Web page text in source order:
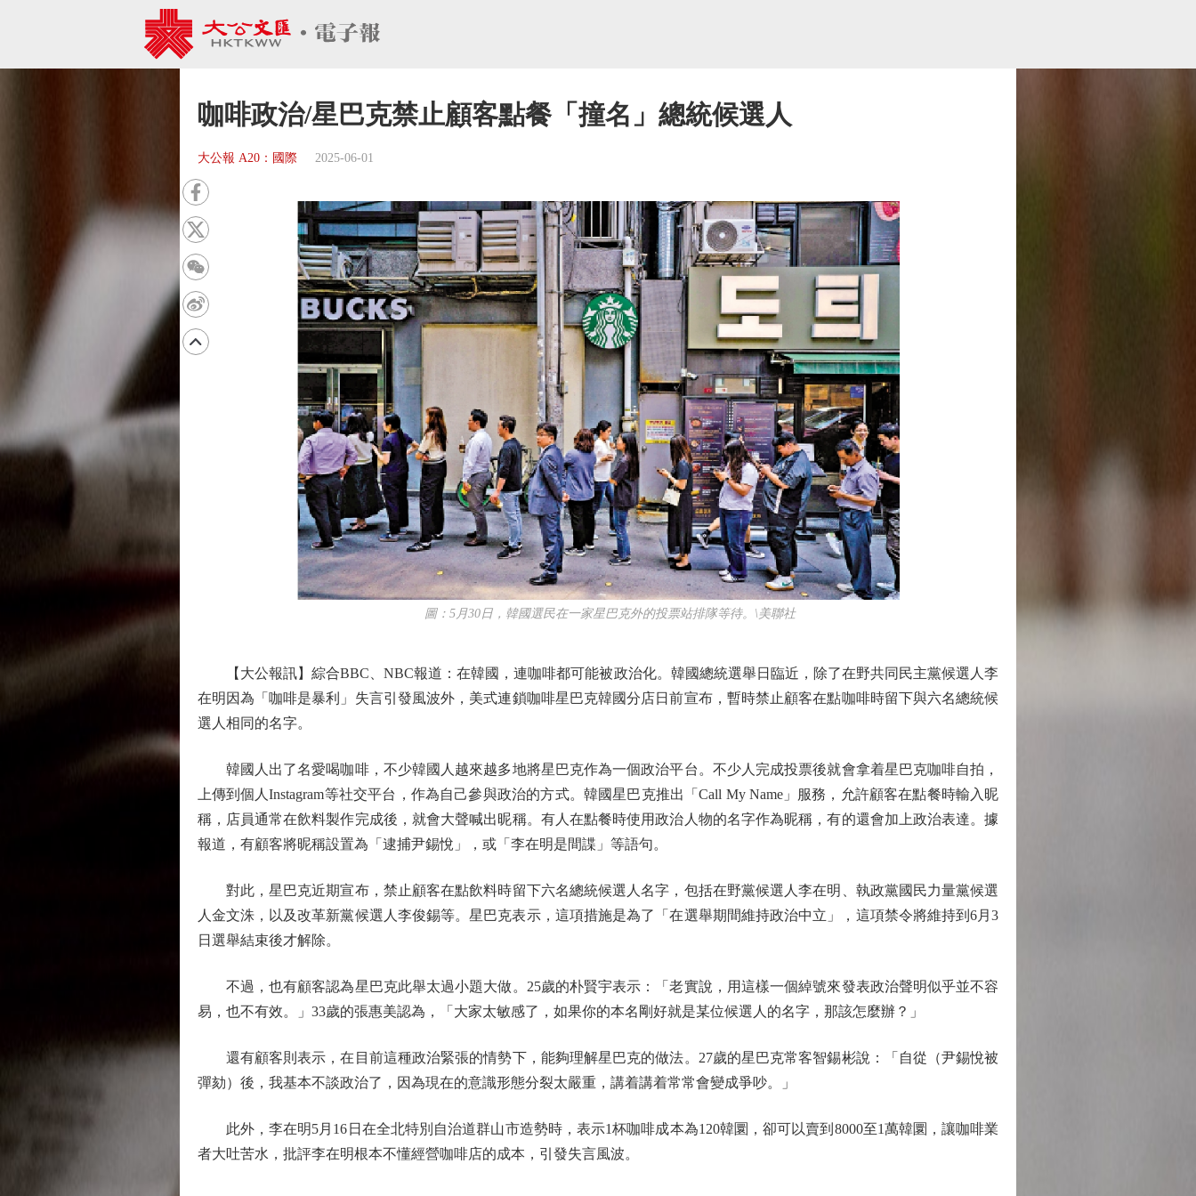
咖啡政治/星巴克禁止顧客點餐「撞名」總統候選人
大公報 A20：國際 2025-06-01
圖：5月30日，韓國選民在一家星巴克外的投票站排隊等待。\美聯社
【大公報訊】綜合BBC、NBC報道：在韓國，連咖啡都可能被政治化。韓國總統選舉日臨近，除了在野共同民主黨候選人李
在明因為「咖啡是暴利」失言引發風波外，美式連鎖咖啡星巴克韓國分店日前宣布，暫時禁止顧客在點咖啡時留下與六名總統候
選人相同的名字。
韓國人出了名愛喝咖啡，不少韓國人越來越多地將星巴克作為一個政治平台。不少人完成投票後就會拿着星巴克咖啡自拍，
上傳到個人Instagram等社交平台，作為自己參與政治的方式。韓國星巴克推出「Call My Name」服務，允許顧客在點餐時輸入昵
稱，店員通常在飲料製作完成後，就會大聲喊出昵稱。有人在點餐時使用政治人物的名字作為昵稱，有的還會加上政治表達。據
報道，有顧客將昵稱設置為「逮捕尹錫悅」，或「李在明是間諜」等語句。
對此，星巴克近期宣布，禁止顧客在點飲料時留下六名總統候選人名字，包括在野黨候選人李在明、執政黨國民力量黨候選
人金文洙，以及改革新黨候選人李俊錫等。星巴克表示，這項措施是為了「在選舉期間維持政治中立」，這項禁令將維持到6月3
日選舉結束後才解除。
不過，也有顧客認為星巴克此舉太過小題大做。25歲的朴賢宇表示：「老實說，用這樣一個綽號來發表政治聲明似乎並不容
易，也不有效。」33歲的張惠美認為，「大家太敏感了，如果你的本名剛好就是某位候選人的名字，那該怎麼辦？」
還有顧客則表示，在目前這種政治緊張的情勢下，能夠理解星巴克的做法。27歲的星巴克常客智錫彬說：「自從（尹錫悅被
彈劾）後，我基本不談政治了，因為現在的意識形態分裂太嚴重，講着講着常常會變成爭吵。」
此外，李在明5月16日在全北特別自治道群山市造勢時，表示1杯咖啡成本為120韓圜，卻可以賣到8000至1萬韓圜，讓咖啡業
者大吐苦水，批評李在明根本不懂經營咖啡店的成本，引發失言風波。